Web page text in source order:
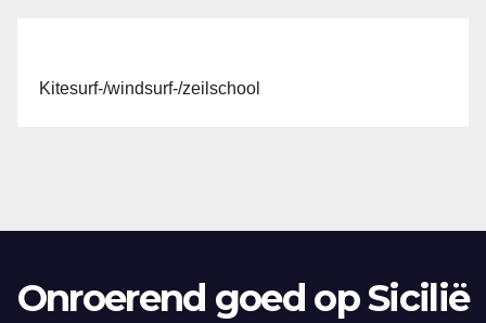
Kitesurf-/windsurf-/zeilschool
Onroerend goed op Sicilië